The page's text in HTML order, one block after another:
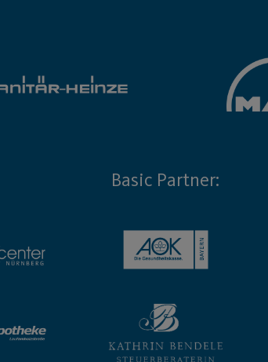
Basic Partner: